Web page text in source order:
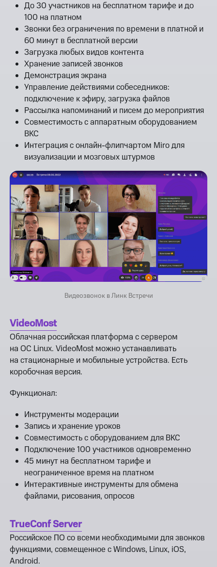
До 30 участников на бесплатном тарифе и до
100 на платном
Звонки без ограничения по времени в платной и
60 минут в бесплатной версии
Загрузка любых видов контента
Хранение записей звонков
Демонстрация экрана
Управление действиями собеседников:
подключение к эфиру, загрузка файлов
Рассылка напоминаний и писем до мероприятия
Совместимость с аппаратным оборудованием
ВКС
Интеграция с онлайн-флипчартом Miro для
визуализации и мозговых штурмов
Видеозвонок в Линк Встречи
VideoMost
Облачная российская платформа с сервером
на ОС Linux. VideoMost можно устанавливать
на стационарные и мобильные устройства. Есть
коробочная версия.
Функционал:
Инструменты модерации
Запись и хранение уроков
Совместимость с оборудованием для ВКС
Подключение 100 участников одновременно
45 минут на бесплатном тарифе и
неограниченное время на платном
Интерактивные инструменты для обмена
файлами, рисования, опросов
TrueConf Server
Российское ПО со всеми необходимыми для звонков
функциями, совмещенное с Windows, Linux, iOS,
Android.